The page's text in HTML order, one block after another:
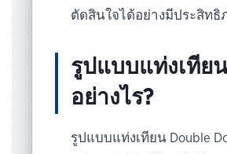
ตัดสินใจได้อย่างมีประสิทธิ
รูปแบบแท่งเทีย
อย่างไร?
รูปแบบแท่งเทียน Double